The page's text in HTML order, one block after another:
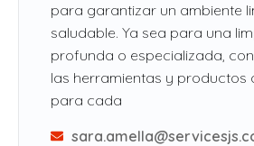
para garantizar un ambiente
saludable. Ya sea para una
profunda o especializada,
las herramientas y productos
para cada